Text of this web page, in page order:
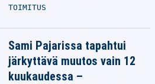
TOIMITUS
Sami Pajarissa tapahtui
järkyttävä muutos vain 12
kuukaudessa –